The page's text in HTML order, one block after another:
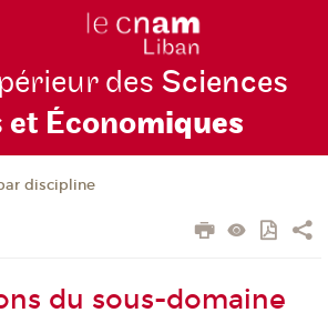
des Sciences
et Économiques
discipline
du sous-domaine